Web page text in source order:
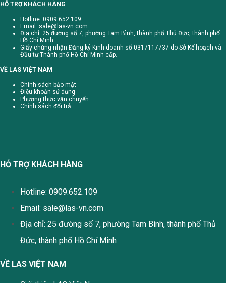
HỖ TRỢ KHÁCH HÀNG
Hotline: 0909.652.109
Email: sale@las-vn.com
Địa chỉ: 25 đường số 7, phường Tam Bình, thành phố Thủ Đức, thành phố
Hồ Chí Minh
Giấy chứng nhận Đăng ký Kinh doanh số 0317117737 do Sở Kế hoạch và
Đầu tư Thành phố Hồ Chí Minh cấp.
VỀ LAS VIỆT NAM
Chính sách bảo mật
Điều khoản sử dụng
Phương thức vận chuyển
Chính sách đổi trả
HỖ TRỢ KHÁCH HÀNG
Hotline: 0909.652.109
Email: sale@las-vn.com
Địa chỉ: 25 đường số 7, phường Tam Bình, thành phố Thủ
Đức, thành phố Hồ Chí Minh
VỀ LAS VIỆT NAM